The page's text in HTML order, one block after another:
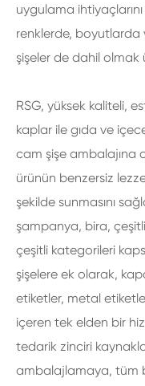
uygulama
renklerde, boyutlarda
şişeler de dahil olmak
RSG, yüksek kaliteli,
kaplar ile gıda ve
cam şişe ambalajına
ürünün benzersiz
şekilde sunmasını
şampanya, bira,
çeşitli kategorileri
şişelere ek olarak,
etiketler, metal
içeren tek elden bir
tedarik zinciri
ambalajlamaya, tüm